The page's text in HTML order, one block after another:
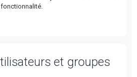
et groupes